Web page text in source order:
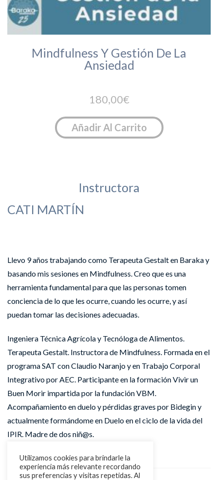
Mindfulness Y Gestión De La
Ansiedad
180,00€
Añadir Al Carrito
Instructora
CATI MARTÍN
Llevo 9 años trabajando como Terapeuta Gestalt en Baraka y
basando mis sesiones en Mindfulness. Creo que es una
herramienta fundamental para que las personas tomen
conciencia de lo que les ocurre, cuando les ocurre, y así
puedan tomar las decisiones adecuadas.
Ingeniera Técnica Agrícola y Tecnóloga de Alimentos.
Terapeuta Gestalt. Instructora de Mindfulness. Formada en el
programa SAT con Claudio Naranjo y en Trabajo Corporal
Integrativo por AEC. Participante en la formación Vivir un
Buen Morir impartida por la fundación VBM.
Acompañamiento en duelo y pérdidas graves por Bidegin y
actualmente formándome en Duelo en el ciclo de la vida del
IPIR. Madre de dos niñ@s.
Utilizamos cookies para brindarle la
experiencia más relevante recordando
sus preferencias y visitas repetidas. Al